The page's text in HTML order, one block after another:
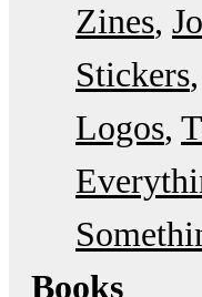
Zines
Stickers
Logos
Books